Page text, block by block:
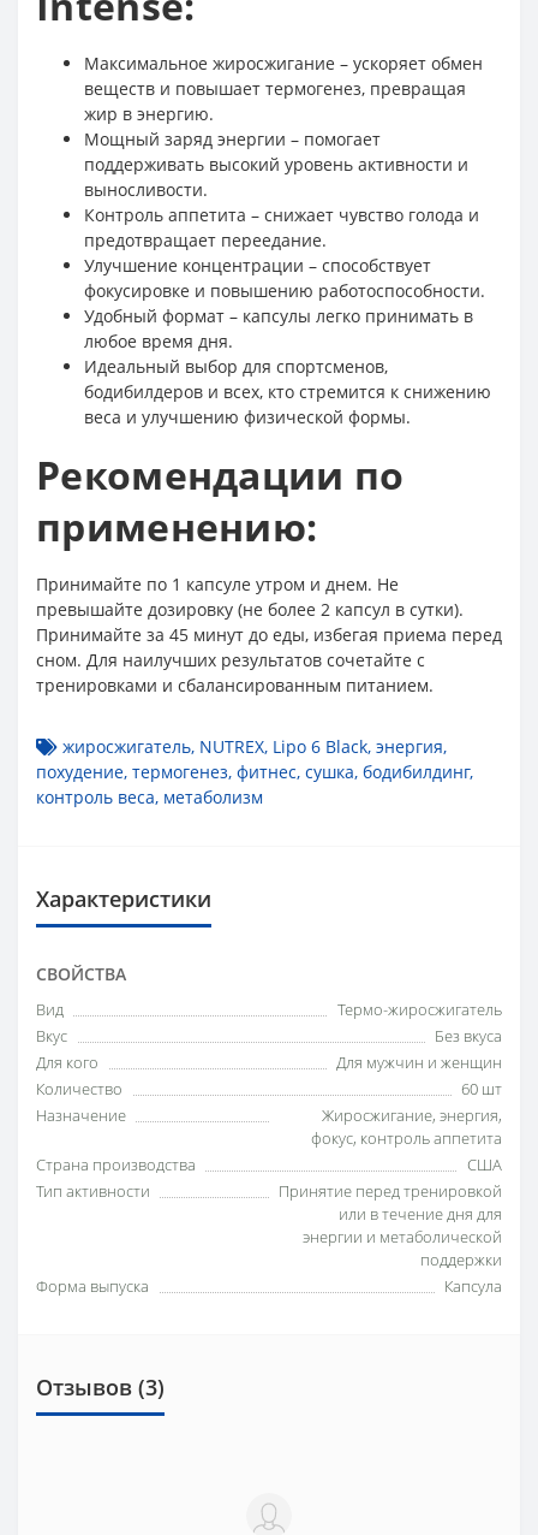
Максимальное жиросжигание – ускоряет обмен
веществ и повышает термогенез, превращая
жир в энергию.
Мощный заряд энергии – помогает
поддерживать высокий уровень активности и
выносливости.
Контроль аппетита – снижает чувство голода и
предотвращает переедание.
Улучшение концентрации – способствует
фокусировке и повышению работоспособности.
Удобный формат – капсулы легко принимать в
любое время дня.
Идеальный выбор для спортсменов,
бодибилдеров и всех, кто стремится к снижению
веса и улучшению физической формы.
Рекомендации по
применению:
Принимайте по 1 капсуле утром и днем. Не
превышайте дозировку (не более 2 капсул в сутки).
Принимайте за 45 минут до еды, избегая приема перед
сном. Для наилучших результатов сочетайте с
тренировками и сбалансированным питанием.
жиросжигатель, NUTREX, Lipo 6 Black, энергия,
похудение, термогенез, фитнес, сушка, бодибилдинг,
контроль веса, метаболизм
Характеристики
СВОЙСТВА
Вид
Термо-жиросжигатель
Вкус
Без вкуса
Для кого
Для мужчин и женщин
Количество
60 шт
Назначение
Жиросжигание, энергия,
фокус, контроль аппетита
Страна производства
США
Тип активности
Принятие перед тренировкой
или в течение дня для
энергии и метаболической
поддержки
Форма выпуска
Капсула
Отзывов (3)